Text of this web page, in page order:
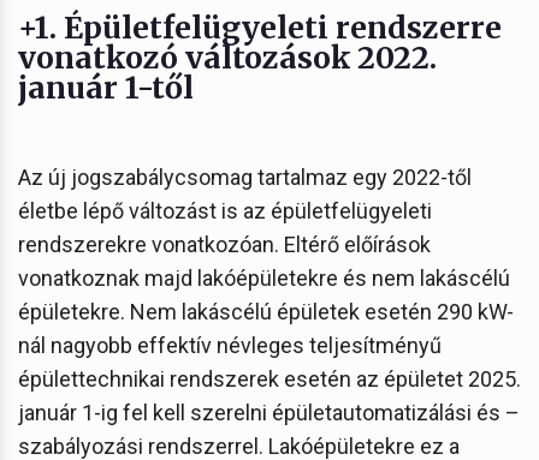
+1. Épületfelügyeleti rendszerre
vonatkozó változások 2022.
január 1-től
Az új jogszabálycsomag tartalmaz egy 2022-től
életbe lépő változást is az épületfelügyeleti
rendszerekre vonatkozóan. Eltérő előírások
vonatkoznak majd lakóépületekre és nem lakáscélú
épületekre. Nem lakáscélú épületek esetén 290 kW-
nál nagyobb effektív névleges teljesítményű
épülettechnikai rendszerek esetén az épületet 2025.
január 1-ig fel kell szerelni épületautomatizálási és –
szabályozási rendszerrel. Lakóépületekre ez a